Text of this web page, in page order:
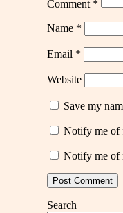
Comment *
Name *
Email *
Website
Save my
Notify me of
Notify me of
Search